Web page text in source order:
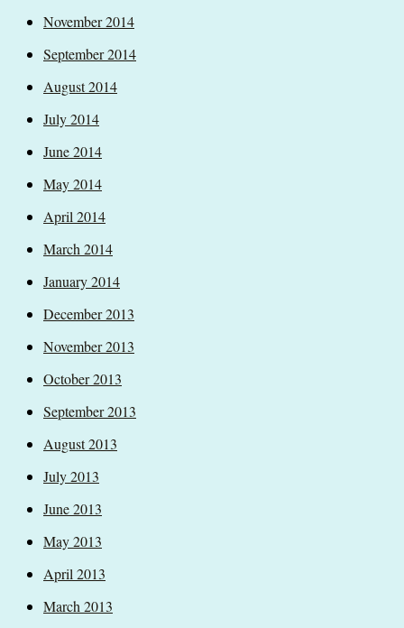
November 2014
September 2014
August 2014
July 2014
June 2014
May 2014
April 2014
March 2014
January 2014
December 2013
November 2013
October 2013
September 2013
August 2013
July 2013
June 2013
May 2013
April 2013
March 2013